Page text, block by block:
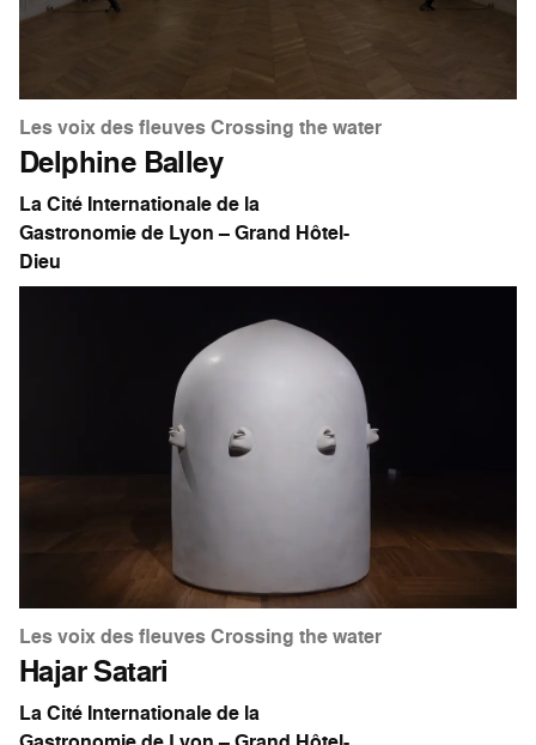
Les voix des fleuves Crossing the water
Delphine Balley
La Cité Internationale de la
Gastronomie de Lyon – Grand Hôtel-
Dieu
Les voix des fleuves Crossing the water
Hajar Satari
La Cité Internationale de la